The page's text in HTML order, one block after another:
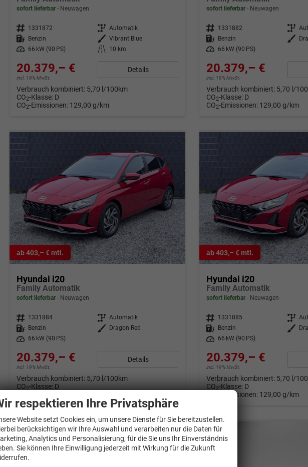
sofort lieferbar Neuwagen
Fahrzeugnr. 1331872 Getriebe Automatik
Kraftstoff Benzin Außenfarbe Vibrant Blue
Leistung
66 kW (90 PS) Kilometerstand 10 km
20.379,– €
incl. 19% MwSt.
Details
Verbrauch kombiniert: 5,70 l/100km
CO2-Klasse: D
CO2-Emissionen: 129,00 g/km
sofort lieferbar Neuwagen
Fahrzeugnr. 1331882 Getriebe
Kraftstoff Benzin Außenfarbe
Leistung
66 kW (90 PS)
20.379,– €
incl. 19% MwSt.
Verbrauch kombiniert: 5,70 l/
CO2-Klasse: D
CO2-Emissionen: 129,00 g/km
ab 403,– € mtl.
Hyundai i20
Family Automatik
sofort lieferbar Neuwagen
Fahrzeugnr. 1331884 Getriebe Automatik
Kraftstoff
Benzin Außenfarbe
Dragon Red
Leistung
66 kW (90 PS)
20.379,– €
incl. 19% MwSt.
Details
Verbrauch kombiniert: 5,70 l/100km
CO2-Klasse: D
ab 403,– € mtl.
Hyundai i20
Family Automatik
sofort lieferbar Neuwagen
Fahrzeugnr. 1331885 Getriebe
Kraftstoff
Benzin Außenfarbe
Leistung
66 kW (90 PS)
20.379,– €
incl. 19% MwSt.
Verbrauch kombiniert: 5,70 l/
CO2-Klasse: D
-Emissionen: 129,00 g/km
respektieren Ihre Privatsphäre
Website setzt Cookies ein, um unsere Dienste für Sie bereitzustellen.
berücksichtigen wir Ihre Auswahl und verarbeiten nur die Daten für
Analytics und Personalisierung, für die Sie uns Ihr Einverständnis
Sie können Ihre Einwilligung jederzeit mit Wirkung für die Zukunft